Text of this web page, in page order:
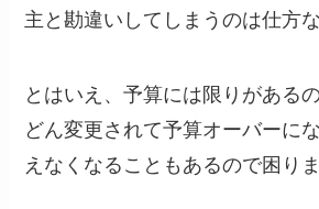
主と勘違いしてしまうのは仕方
とはいえ、予算には限りがある
どん変更されて予算オーバーに
えなくなることもあるので困りま